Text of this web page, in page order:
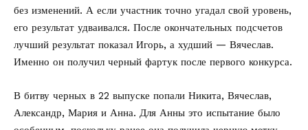
без изменений. А если участник точно угадал свой уровень,
его результат удваивался. После окончательных подсчетов
лучший результат показал Игорь, а худший — Вячеслав.
Именно он получил черный фартук после первого конкурса.
В битву черных в 22 выпуске попали Никита, Вячеслав,
Александр, Мария и Анна. Для Анны это испытание было